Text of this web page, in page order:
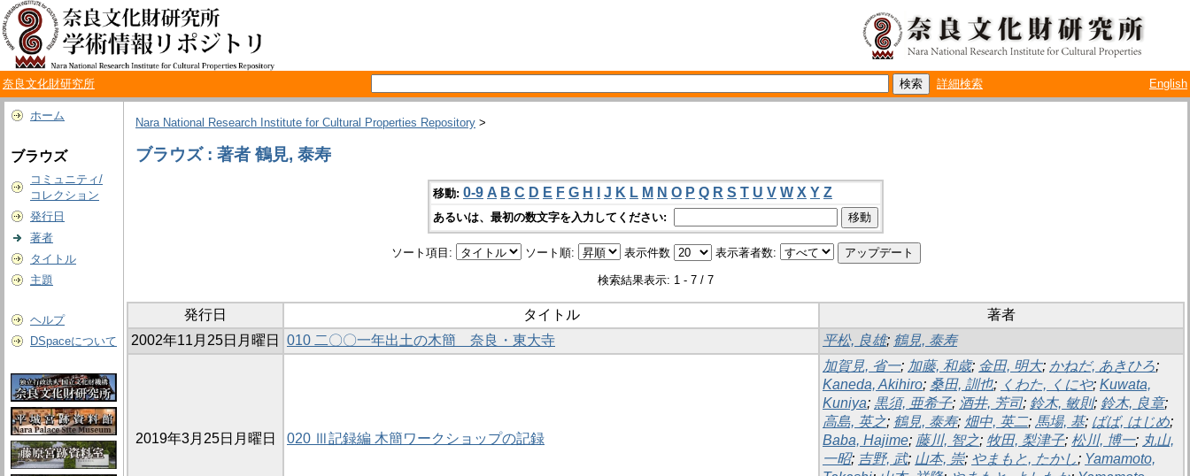
奈良文化財研究所 詳細検索 English
ホーム
ブラウズ
コミュニティ/
コレクション
発行日
著者
タイトル
主題
ヘルプ
DSpaceについて
Nara National Research Institute for Cultural Properties Repository >
ブラウズ : 著者 鶴見, 泰寿
移動: 0-9 A B C D E F G H J K L M N O P Q R S T U V W X Y Z
あるいは、最初の数文字を入力してください:
ソート項目: ソート順: 表示件数 表示著者数:
検索結果表示: 1 - 7 / 7
発行日 タイトル
著者
2002年11月25日月曜日
010 二〇〇一年出土の木簡 奈良・東大寺 平松, 良雄; 鶴見, 泰寿
2019年3月25日月曜日 020 Ⅲ記録編 木簡ワークショップの記録
加賀見, 省一; 加藤, 和歳; 金田, 明大; かねだ, あきひろ;
Kaneda, Akihiro; 桑田, 訓也; くわた, くにや; Kuwata,
Kuniya; 黒須, 亜希子; 酒井, 芳司; 鈴木, 敏則; 鈴木, 良章;
高島, 英之; 鶴見, 泰寿; 畑中, 英二; 馬場, 基; ばば, はじめ;
Baba, Hajime; 藤川, 智之; 牧田, 梨津子; 松川, 博一; 丸山,
一昭; 吉野, 武; 山本, 崇; やまもと, たかし; Yamamoto,